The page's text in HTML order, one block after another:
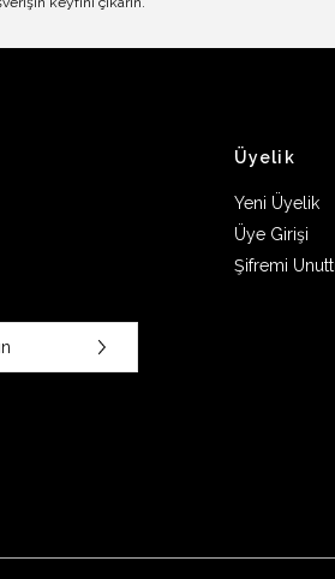
Üyelik
Yeni Üyelik
Üye Girişi
Şifremi